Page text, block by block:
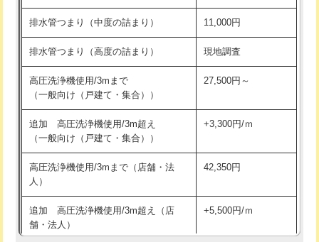
持込商品取付（浄水器・分岐水栓） 16,500円
給水管工事※（ホール加工) 16,500円
給水管工事※（バンド止め) 3,300円
給水管工事※（支持金具設置)
給水管工事※（保温材使用（バンド止
め込み）)
5,500円
給水管工事※（土の掘削・埋め戻し作
業)
11,000円
給水管工事※（塩ビ管（VP・HI）使
用/3ｍまで)
33,000円
排水管つまり（中度の詰まり） 11,000円
排水管つまり（高度の詰まり） 現地調査
高圧洗浄機使用/3mまで
（一般向け（戸建て・集合））
27,500円～
追加 高圧洗浄機使用/3m超え
（一般向け（戸建て・集合））
+3,300円/ｍ
高圧洗浄機使用/3mまで（店舗・法
人）
42,350円
追加 高圧洗浄機使用/3m超え（店
舗・法人）
+5,500円/ｍ